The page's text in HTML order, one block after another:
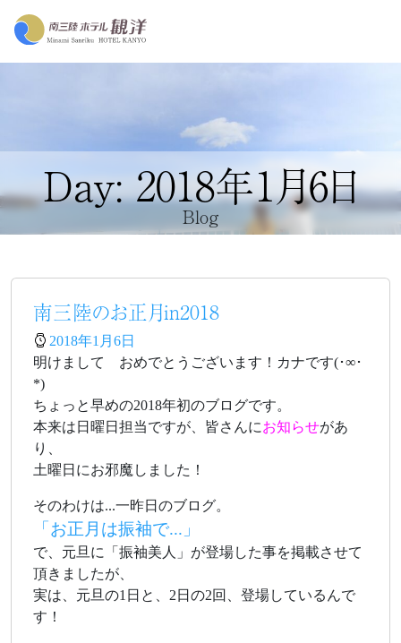
Day: 2018年1月6日
Blog
南三陸のお正月in2018
2018年1月6日
明けまして おめでとうございます！カナです(･∞･
*)
ちょっと早めの2018年初のブログです。
本来は日曜日担当ですが、皆さんにお知らせがあ
り、
土曜日にお邪魔しました！
そのわけは...一昨日のブログ。
「お正月は振袖で...」
で、元旦に「振袖美人」が登場した事を掲載させて
頂きましたが、
実は、元旦の1日と、2日の2回、登場しているんで
す！